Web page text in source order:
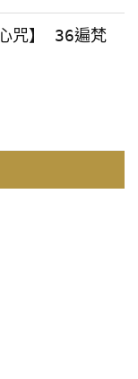
咒】 36遍梵